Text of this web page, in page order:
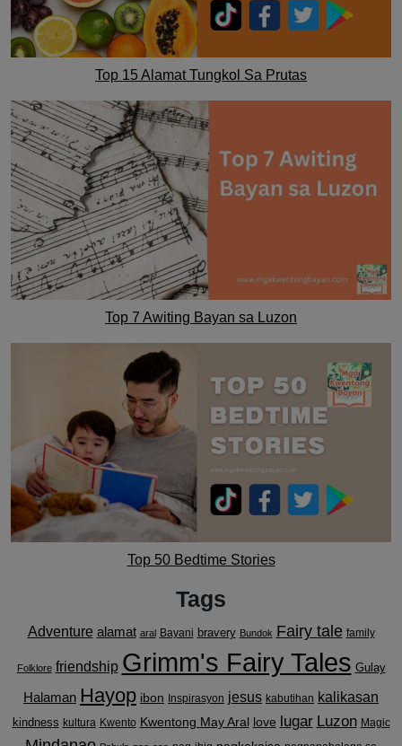
Top 15 Alamat Tungkol Sa Prutas
Top 7 Awiting Bayan sa Luzon
Top 50 Bedtime Stories
Tags
Adventure alamat aral Bayani bravery Bundok Fairy tale family
Folklore friendship Grimm's Fairy Tales Gulay
Halaman Hayop ibon Inspirasyon jesus kabutihan kalikasan
kindness kultura Kwento Kwentong May Aral love lugar Luzon Magic